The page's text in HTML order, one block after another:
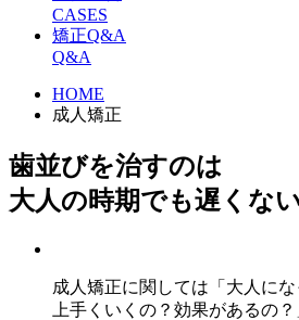
CASES
矯正Q&A
Q&A
HOME
成人矯正
歯並びを治すのは
大人の時期でも遅くな
成人矯正に関しては「大人に
上手くいくの？効果があるの